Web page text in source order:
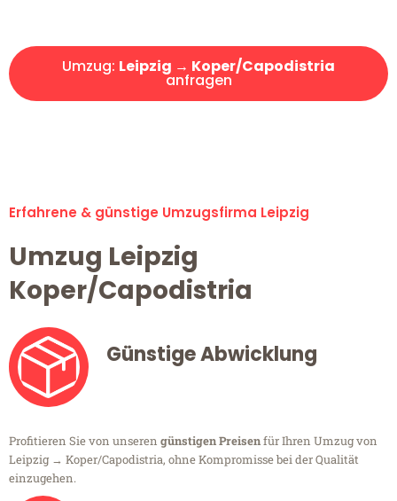
Umzug: Leipzig → Koper/Capodistria
anfragen
Erfahrene & günstige Umzugsfirma Leipzig
Umzug Leipzig
Koper/Capodistria
Günstige Abwicklung
Profitieren Sie von unseren günstigen Preisenfür Ihren Umzug von
Leipzig → Koper/Capodistria, ohne Kompromisse bei der Qualität
einzugehen.